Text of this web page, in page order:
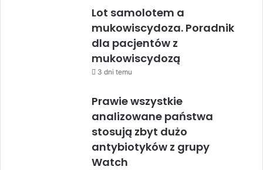
Lot samolotem a
mukowiscydoza. Poradnik
dla pacjentów z
mukowiscydozą
3 dni temu
Prawie wszystkie
analizowane państwa
stosują zbyt dużo
antybiotyków z grupy
Watch